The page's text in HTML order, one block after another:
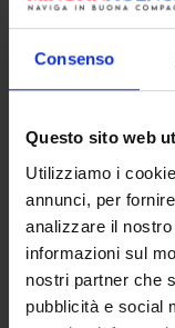
Consenso
Questo sito web
Utilizziamo i
annunci, per
analizzare il
informazioni sul
nostri partner che
pubblicità e social